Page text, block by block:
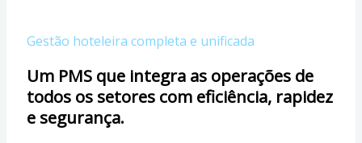
Gestão hoteleira completa e unificada
Um PMS que integra as operações de
todos os setores com eficiência, rapidez
e segurança.